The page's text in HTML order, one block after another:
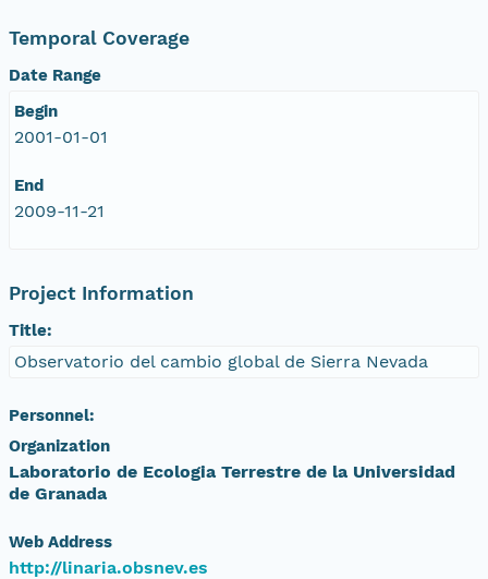
Temporal Coverage
Date Range
Begin
2001-01-01
End
2009-11-21
Project Information
Title:
Observatorio del cambio global de Sierra Nevada
Personnel:
Organization
Laboratorio de Ecologia Terrestre de la Universidad
de Granada
Web Address
http://linaria.obsnev.es